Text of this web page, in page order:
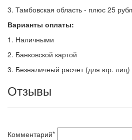
3. Тамбовская область - плюс 25
Варианты оплаты:
1. Наличными
2. Банковской картой
3. Безналичный расчет (для юр. лиц)
Отзывы
Комментарий*